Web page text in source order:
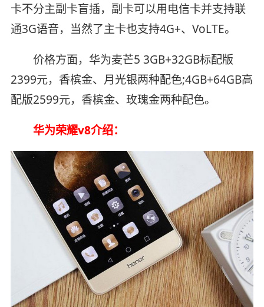
卡不分主副卡盲插，副卡可以用电信卡并支持联
通3G语音，当然了主卡也支持4G+、VoLTE。
价格方面，华为麦芒5 3GB+32GB标配版
2399元，香槟金、月光银两种配色;4GB+64GB高
配版2599元，香槟金、玫瑰金两种配色。
华为荣耀v8介绍：